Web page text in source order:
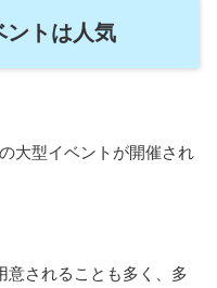
トは人気
大型イベントが開催され
意されることも多く、多